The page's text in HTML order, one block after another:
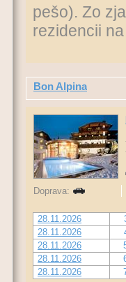
pešo). Zo
rezidencii
Bon Alpina
Doprava:
28.11.2026
28.11.2026
28.11.2026
28.11.2026
28.11.2026